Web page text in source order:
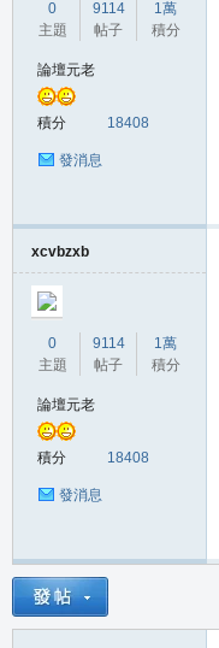
0
主題
9114
帖子
1萬
積分
論壇元老
積分 18408
發消息
xcvbzxb
0
主題
9114
帖子
1萬
積分
論壇元老
積分 18408
發消息